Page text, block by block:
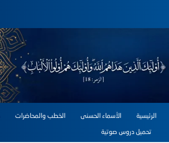
الرئيسية الأسماء الحسنى الخطب والمحاضرات
تحميل دروس صوتية